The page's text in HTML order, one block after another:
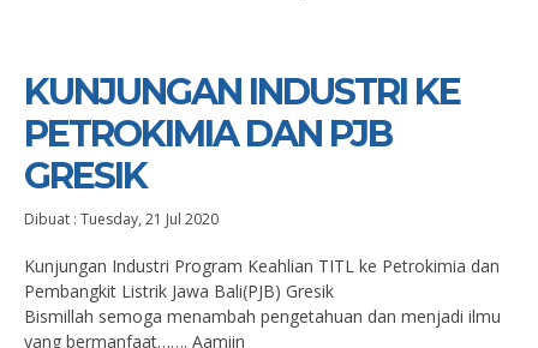
KUNJUNGAN INDUSTRI KE
PETROKIMIA DAN PJB
GRESIK
Dibuat : Tuesday, 21 Jul 2020
Kunjungan Industri Program Keahlian TITL ke Petrokimia dan
Pembangkit Listrik Jawa Bali(PJB) Gresik
Bismillah semoga menambah pengetahuan dan menjadi ilmu
yang bermanfaat……. Aamiin